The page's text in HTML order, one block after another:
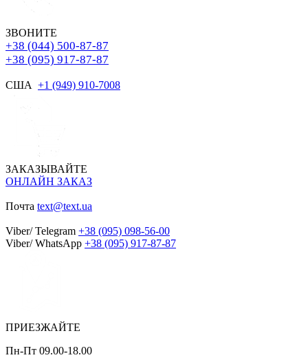
ЗВОНИТЕ
+38 (044) 500-87-87
+38 (095) 917-87-87
США +1 (949) 910-7008
ЗАКАЗЫВАЙТЕ
ОНЛАЙН ЗАКАЗ
Почта text@text.ua
Viber/ Telegram +38 (095) 098-56-00
Viber/ WhatsApp +38 (095) 917-87-87
ПРИЕЗЖАЙТЕ
Пн-Пт 09.00-18.00